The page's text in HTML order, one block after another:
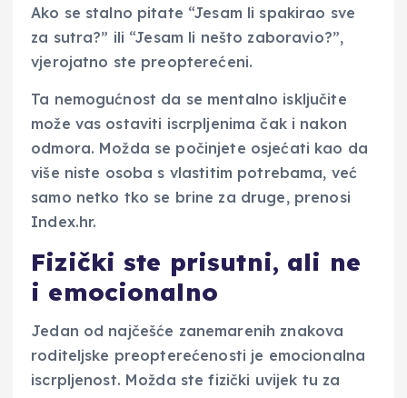
Ako se stalno pitate “Jesam li spakirao sve
za sutra?” ili “Jesam li nešto zaboravio?”,
vjerojatno ste preopterećeni.
Ta nemogućnost da se mentalno isključite
može vas ostaviti iscrpljenima čak i nakon
odmora. Možda se počinjete osjećati kao da
više niste osoba s vlastitim potrebama, već
samo netko tko se brine za druge, prenosi
Index.hr.
Fizički ste prisutni, ali ne
i emocionalno
Jedan od najčešće zanemarenih znakova
roditeljske preopterećenosti je emocionalna
iscrpljenost. Možda ste fizički uvijek tu za